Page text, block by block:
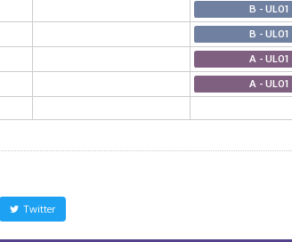
B - UL01
B - UL01
A - UL01
A - UL01
Twitter